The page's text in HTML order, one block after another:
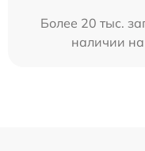
Более 20 тыс.
наличии